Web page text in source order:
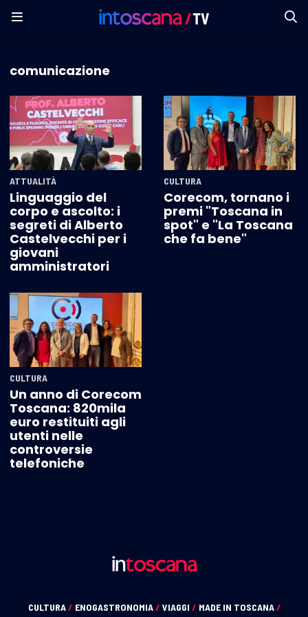
comunicazione
ATTUALITÀ
Linguaggio del
corpo e ascolto: i
segreti di Alberto
Castelvecchi per i
giovani
amministratori
CULTURA
Corecom, tornano i
premi "Toscana in
spot" e "La Toscana
che fa bene"
CULTURA
Un anno di Corecom
Toscana: 820mila
euro restituiti agli
utenti nelle
controversie
telefoniche
CULTURA/ ENOGASTRONOMIA/ VIAGGI / MADE IN TOSCANA/